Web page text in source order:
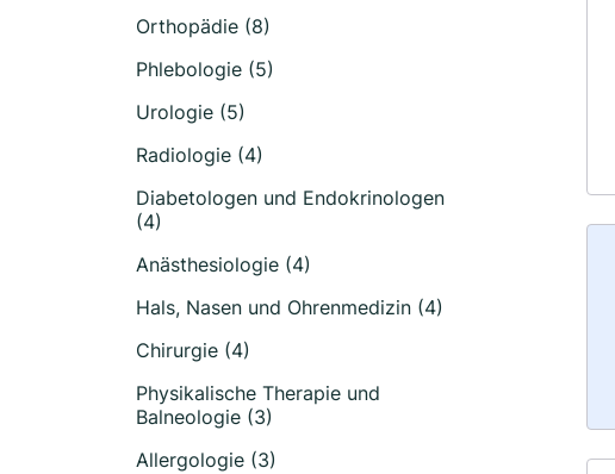
Orthopädie (8)
Phlebologie (5)
Urologie (5)
Radiologie (4)
Diabetologen und Endokrinologen
(4)
Anästhesiologie (4)
Hals, Nasen und Ohrenmedizin (4)
Chirurgie (4)
Physikalische Therapie und
Balneologie (3)
Allergologie (3)